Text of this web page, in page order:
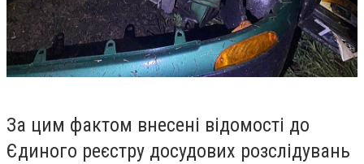
За цим фактом внесені відомості до
Єдиного реєстру досудових розслідувань